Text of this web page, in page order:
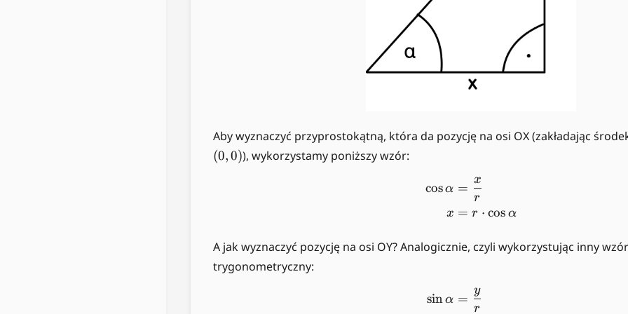
Aby wyznaczyć przyprostokątną, która da pozycję na osi OX (zakładając
(0,0)), wykorzystamy poniższy wzór:
\begin{align*} \cos
cosα
x
=
r
x
= r ⋅ cos α
A jak wyznaczyć pozycję na osi OY? Analogicznie, czyli wykorzystując inny wzór
trygonometryczny:
\begin{align*} \sin
sinα =
r
y